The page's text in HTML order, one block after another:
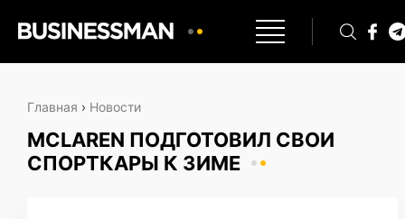
Главная › Новости
MCLAREN ПОДГОТОВИЛ СВОИ
СПОРТКАРЫ К ЗИМЕ